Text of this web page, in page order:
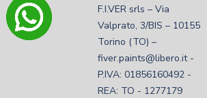
F.I.VER srls – Via
Valprato, 3/BIS – 10155
Torino (TO) –
fiver.paints@libero.it -
P.IVA: 01856160492 -
REA: TO - 1277179